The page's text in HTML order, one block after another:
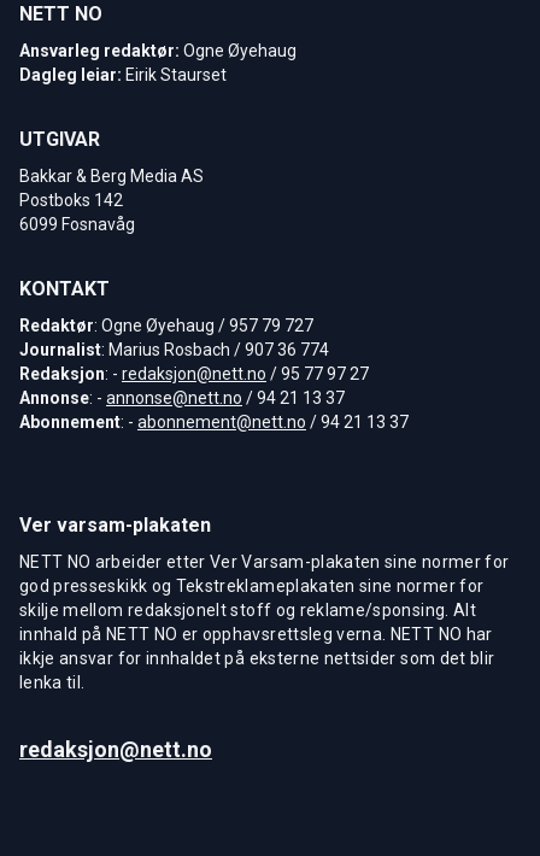
NETT NO
Ansvarleg redaktør: Ogne Øyehaug
Dagleg leiar: Eirik Staurset
UTGIVAR
Bakkar & Berg Media AS
Postboks 142
6099 Fosnavåg
KONTAKT
Redaktør: Ogne Øyehaug / 957 79 727
Journalist: Marius Rosbach / 907 36 774
Redaksjon: - redaksjon@nett.no / 95 77 97 27
Annonse: - annonse@nett.no / 94 21 13 37
Abonnement: - abonnement@nett.no / 94 21 13 37
Ver varsam-plakaten
NETT NO arbeider etter Ver Varsam-plakaten sine normer for
god presseskikk og Tekstreklameplakaten sine normer for
skilje mellom redaksjonelt stoff og reklame/sponsing. Alt
innhald på NETT NO er opphavsrettsleg verna. NETT NO har
ikkje ansvar for innhaldet på eksterne nettsider som det blir
lenka til.
redaksjon@nett.no